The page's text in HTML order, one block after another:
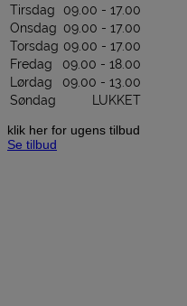
Tirsdag
09.00 - 17.00
Onsdag 09.00 - 17.00
Torsdag 09.00 - 17.00
Fredag
09.00 - 18.00
Lørdag
09.00 - 13.00
Søndag
LUKKET
klik her for ugens tilbud
Se tilbud